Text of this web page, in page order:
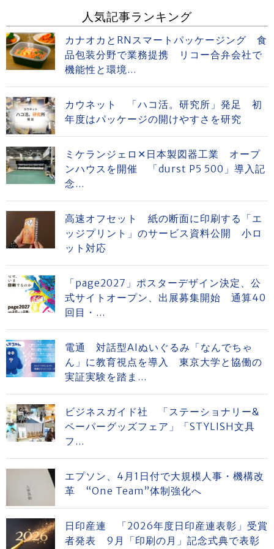
人気記事ランキング
カナオカとRNスマートパッケージング 食
品包装分野で業務提携 リコー合弁会社で
機能性と環境...
カウネット 「ハコ活。研究所」発足 初
年度はパッケージの開けやすさを研究
ミケランジェロ✕日本製図器工業 オープ
ンハウスを開催 「durst P5 500」導入記
念...
高速オフセット 紙の断面に印刷する「エ
ッジプリント」のサービス資料公開 小ロ
ット対応
「page2027」ポスターデザイン決定、公
式サイトオープン、出展募集開始 通算40
回目・...
電通 対話型AIぬいぐるみ「なんでちゃ
ん」に教育視点を導入 東京大学と協働の
実証実験を踏ま...
ビジネスガイド社 「ステーショナリー&
ペーパーグッズフェア」「STYLISH文具
フ...
エプソン、4月1日付で大規模人事・機構改
革 “One Team”体制強化へ
日印産連 「2026年度日印産連表彰」受賞
者発表 9月「印刷の月」記念式典で表彰